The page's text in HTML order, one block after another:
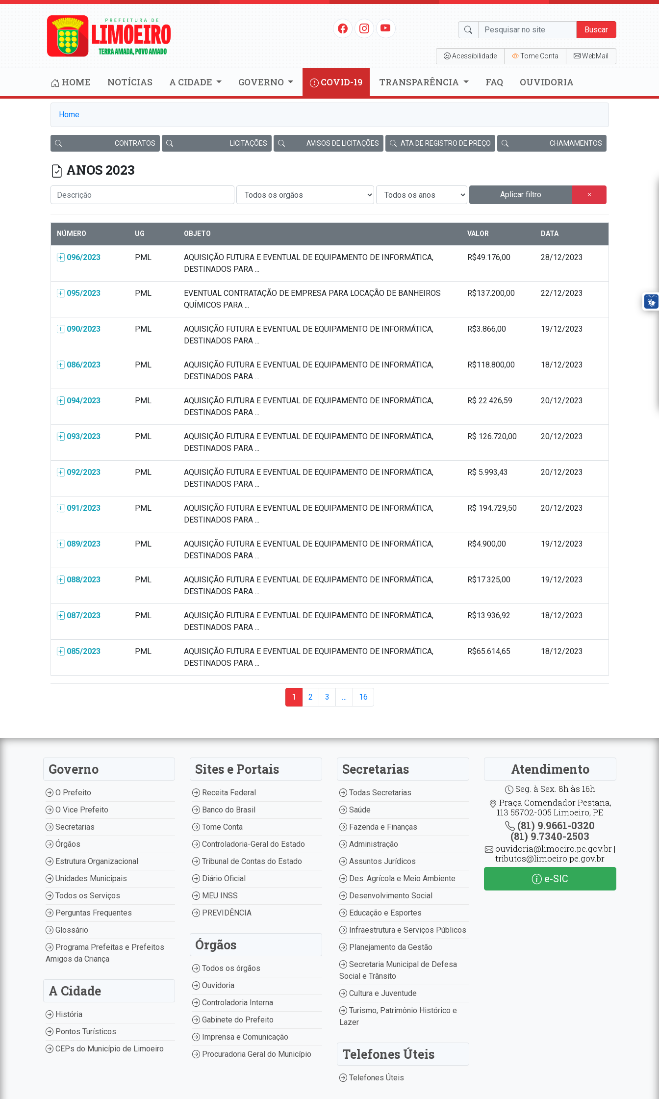
Buscar
Acessibilidade Tome Conta WebMail
HOME NOTÍCIAS A CIDADE GOVERNO COVID-19 TRANSPARÊNCIA FAQ OUVIDORIA
Home
CONTRATOS LICITAÇÕES AVISOS DE LICITAÇÕES ATA DE REGISTRO DE PREÇO CHAMAMENTOS
ANOS 2023
Aplicar filtro
NÚMERO UG OBJETO VALOR DATA
096/2023 PML
AQUISIÇÃO FUTURA E EVENTUAL DE EQUIPAMENTO DE INFORMÁTICA,
DESTINADOS PARA ...
R$49.176,00 28/12/2023
095/2023 PML
EVENTUAL CONTRATAÇÃO DE EMPRESA PARA LOCAÇÃO DE BANHEIROS
QUÍMICOS PARA ...
R$137.200,00 22/12/2023
090/2023 PML
AQUISIÇÃO FUTURA E EVENTUAL DE EQUIPAMENTO DE INFORMÁTICA,
DESTINADOS PARA ...
R$3.866,00 19/12/2023
086/2023 PML
AQUISIÇÃO FUTURA E EVENTUAL DE EQUIPAMENTO DE INFORMÁTICA,
DESTINADOS PARA ...
R$118.800,00 18/12/2023
094/2023 PML
AQUISIÇÃO FUTURA E EVENTUAL DE EQUIPAMENTO DE INFORMÁTICA,
DESTINADOS PARA ...
R$ 22.426,59 20/12/2023
093/2023 PML
AQUISIÇÃO FUTURA E EVENTUAL DE EQUIPAMENTO DE INFORMÁTICA,
DESTINADOS PARA ...
R$ 126.720,00 20/12/2023
092/2023 PML
AQUISIÇÃO FUTURA E EVENTUAL DE EQUIPAMENTO DE INFORMÁTICA,
DESTINADOS PARA ...
R$ 5.993,43 20/12/2023
091/2023 PML
AQUISIÇÃO FUTURA E EVENTUAL DE EQUIPAMENTO DE INFORMÁTICA,
DESTINADOS PARA ...
R$ 194.729,50 20/12/2023
089/2023 PML
AQUISIÇÃO FUTURA E EVENTUAL DE EQUIPAMENTO DE INFORMÁTICA,
DESTINADOS PARA ...
R$4.900,00 19/12/2023
088/2023 PML
AQUISIÇÃO FUTURA E EVENTUAL DE EQUIPAMENTO DE INFORMÁTICA,
DESTINADOS PARA ...
R$17.325,00 19/12/2023
087/2023 PML
AQUISIÇÃO FUTURA E EVENTUAL DE EQUIPAMENTO DE INFORMÁTICA,
DESTINADOS PARA ...
R$13.936,92 18/12/2023
085/2023 PML
AQUISIÇÃO FUTURA E EVENTUAL DE EQUIPAMENTO DE INFORMÁTICA,
DESTINADOS PARA ...
R$65.614,65 18/12/2023
1 2 3 … 16
Governo
O Prefeito
O Vice Prefeito
Secretarias
Órgãos
Estrutura Organizacional
Unidades Municipais
Todos os Serviços
Perguntas Frequentes
Glossário
Programa Prefeitas e Prefeitos
Amigos da Criança
A Cidade
História
Pontos Turísticos
CEPs do Município de Limoeiro
Sites e Portais
Receita Federal
Banco do Brasil
Tome Conta
Controladoria-Geral do Estado
Tribunal de Contas do Estado
Diário Oficial
MEU INSS
PREVIDÊNCIA
Órgãos
Todos os órgãos
Ouvidoria
Controladoria Interna
Gabinete do Prefeito
Imprensa e Comunicação
Procuradoria Geral do Município
Secretarias
Todas Secretarias
Saúde
Fazenda e Finanças
Administração
Assuntos Jurídicos
Des. Agrícola e Meio Ambiente
Desenvolvimento Social
Educação e Esportes
Infraestrutura e Serviços Públicos
Planejamento da Gestão
Secretaria Municipal de Defesa
Social e Trânsito
Cultura e Juventude
Turismo, Patrimônio Histórico e
Lazer
Telefones Úteis
Telefones Úteis
Atendimento
Seg. à Sex. 8h às 16h
Praça Comendador Pestana,
113 55702-005 Limoeiro, PE
(81) 9.9661-0320
(81) 9.7340-2503
ouvidoria@limoeiro.pe.gov.br |
tributos@limoeiro.pe.gov.br
e-SIC